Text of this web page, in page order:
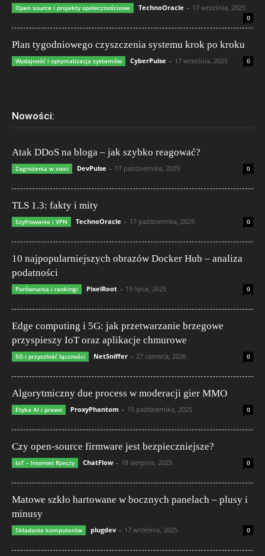
Open source i projekty społecznościowe TechnoOracle - 17 września, 2025
0
Plan tygodniowego czyszczenia systemu krok po kroku
Wydajność i optymalizacja systemów CyberPulse - 17 września, 2025 0
Nowości:
Atak DDoS na bloga – jak szybko reagować?
Zagrożenia w sieci DevPulse - 17 października, 2025 0
TLS 1.3: fakty i mity
Szyfrowanie i VPN TechnoOracle - 17 października, 2025 0
10 najpopularniejszych obrazów Docker Hub – analiza
podatności
Porównania i rankingi PixelRoot - 19 lipca, 2025 0
Edge computing i 5G: jak przetwarzanie brzegowe
przyspieszy IoT oraz aplikacje chmurowe
5G i przyszłość łączności NetSniffer - 27 czerwca, 2026 0
Algorytmiczny due process w moderacji gier MMO
Etyka AI i prawo ProxyPhantom - 15 października, 2025 0
Czy open-source firmware jest bezpieczniejsze?
IoT – Internet Rzeczy ChatFlow - 18 sierpnia, 2025 0
Matowe szkło hartowane w bocznych panelach – plusy i
minusy
Składanie komputerów plugdev - 17 września, 2025 0